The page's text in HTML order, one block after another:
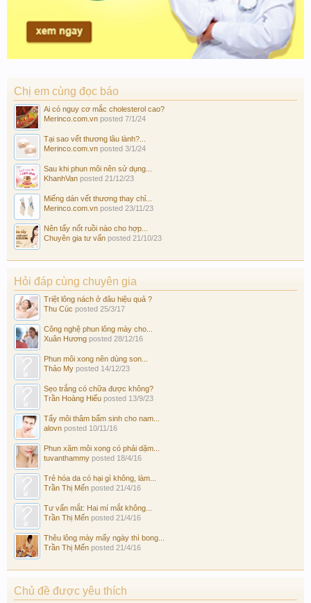
Chị em cùng đọc báo
Ai có nguy cơ mắc cholesterol cao?
Merinco.com.vn posted 7/1/24
Tại sao vết thương lâu lành?...
Merinco.com.vn posted 3/1/24
Sau khi phun môi nên sử dụng...
KhanhVan posted 21/12/23
Miếng dán vết thương thay chỉ...
Merinco.com.vn posted 23/11/23
Nên tẩy nốt ruồi nào cho hợp...
Chuyên gia tư vấn posted 21/10/23
Hỏi đáp cùng chuyên gia
Triệt lông nách ở đâu hiệu quả ?
Thu Cúc posted 25/3/17
Công nghệ phun lông mày cho...
Xuân Hương posted 28/12/16
Phun môi xong nên dùng son...
Thảo My posted 14/12/23
Sẹo trắng có chữa được không?
Trần Hoàng Hiếu posted 13/9/23
Tẩy môi thâm bẩm sinh cho nam...
alovn posted 10/11/16
Phun xăm môi xong có phải dặm...
tuvanthammy posted 18/4/16
Trẻ hóa da có hại gì không, làm...
Trần Thị Mến posted 21/4/16
Tư vấn mắt: Hai mí mắt không...
Trần Thị Mến posted 21/4/16
Thêu lông mày mấy ngày thì bong...
Trần Thị Mến posted 21/4/16
Chủ đề được yêu thích